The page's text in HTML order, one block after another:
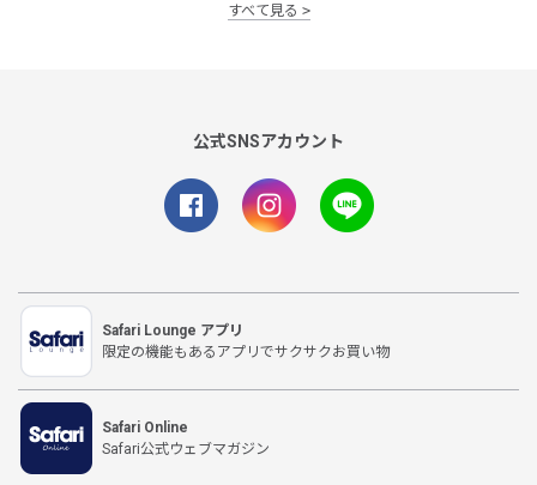
すべて見る
公式SNSアカウント
Safari Lounge アプリ
限定の機能もあるアプリでサクサクお買い物
Safari Online
Safari公式ウェブマガジン